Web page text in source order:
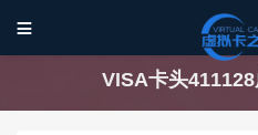

VISA卡头